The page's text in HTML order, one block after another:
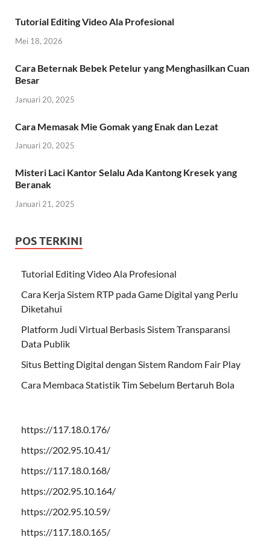
Tutorial Editing Video Ala Profesional
Mei 18, 2026
Cara Beternak Bebek Petelur yang Menghasilkan Cuan
Besar
Januari 20, 2025
Cara Memasak Mie Gomak yang Enak dan Lezat
Januari 20, 2025
Misteri Laci Kantor Selalu Ada Kantong Kresek yang
Beranak
Januari 21, 2025
POS TERKINI
Tutorial Editing Video Ala Profesional
Cara Kerja Sistem RTP pada Game Digital yang Perlu
Diketahui
Platform Judi Virtual Berbasis Sistem Transparansi
Data Publik
Situs Betting Digital dengan Sistem Random Fair Play
Cara Membaca Statistik Tim Sebelum Bertaruh Bola
https://117.18.0.176/
https://202.95.10.41/
https://117.18.0.168/
https://202.95.10.164/
https://202.95.10.59/
https://117.18.0.165/